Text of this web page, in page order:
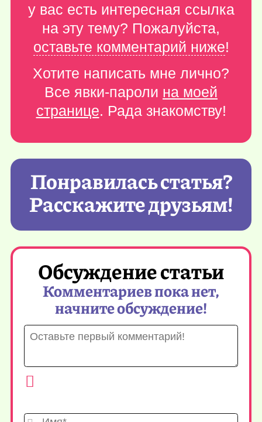
у вас есть интересная ссылка
на эту тему? Пожалуйста,
оставьте комментарий ниже!
Хотите написать мне лично?
Все явки-пароли на моей
странице. Рада знакомству!
Понравилась статья?
Расскажите друзьям!
Обсуждение статьи
Комментариев пока нет,
начните обсуждение!
Имя*